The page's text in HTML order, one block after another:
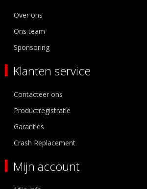
Over ons
Ons team
Sponsoring
Klanten service
Contacteer ons
Productregistratie
Garanties
Crash Replacement
Mijn account